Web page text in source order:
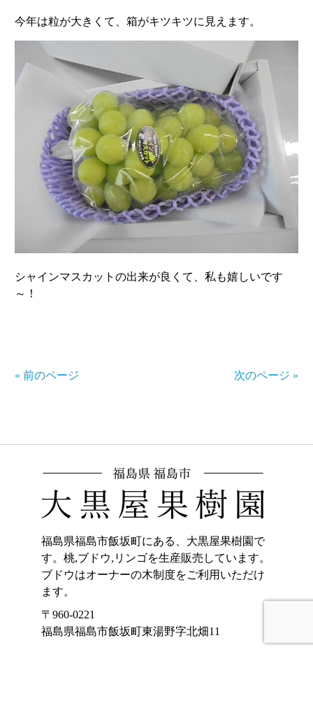
今年は粒が大きくて、箱がキツキツに見えます。
シャインマスカットの出来が良くて、私も嬉しいです
～！
« 前のページ 次のページ »
福島県福島市飯坂町にある、大黒屋果樹園で
す。桃,ブドウ,リンゴを生産販売しています。
ブドウはオーナーの木制度をご利用いただけ
ます。
〒960-0221
福島県福島市飯坂町東湯野字北畑11